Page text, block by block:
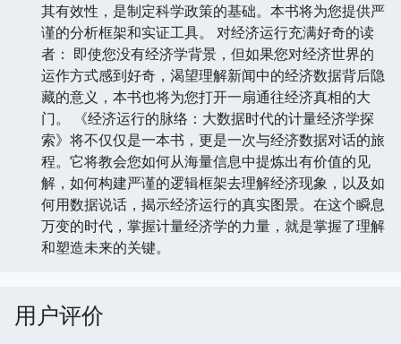
其有效性，是制定科学政策的基础。本书将为您提供严
谨的分析框架和实证工具。 对经济运行充满好奇的读
者： 即使您没有经济学背景，但如果您对经济世界的
运作方式感到好奇，渴望理解新闻中的经济数据背后隐
藏的意义，本书也将为您打开一扇通往经济真相的大
门。 《经济运行的脉络：大数据时代的计量经济学探
索》将不仅仅是一本书，更是一次与经济数据对话的旅
程。它将教会您如何从海量信息中提炼出有价值的见
解，如何构建严谨的逻辑框架去理解经济现象，以及如
何用数据说话，揭示经济运行的真实图景。在这个瞬息
万变的时代，掌握计量经济学的力量，就是掌握了理解
和塑造未来的关键。
用户评价